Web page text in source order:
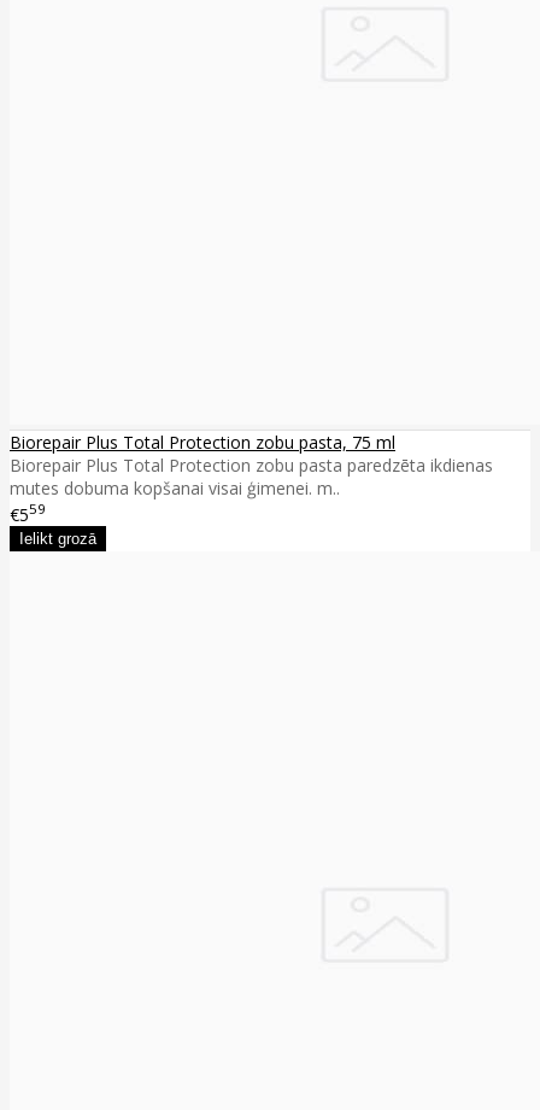
Biorepair Plus Total Protection zobu pasta, 75 ml
Biorepair Plus Total Protection zobu pasta paredzēta ikdienas
mutes dobuma kopšanai visai ģimenei. m..
€559